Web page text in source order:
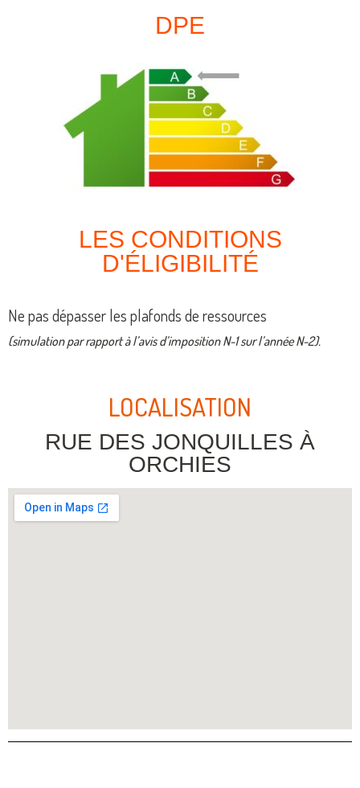
DPE
LES CONDITIONS
D'ÉLIGIBILITÉ
Ne pas dépasser les plafonds de ressources
(simulation par rapport à l’avis d’imposition N-1 sur l’année N-2).
LOCALISATION
RUE DES JONQUILLES À
ORCHIES